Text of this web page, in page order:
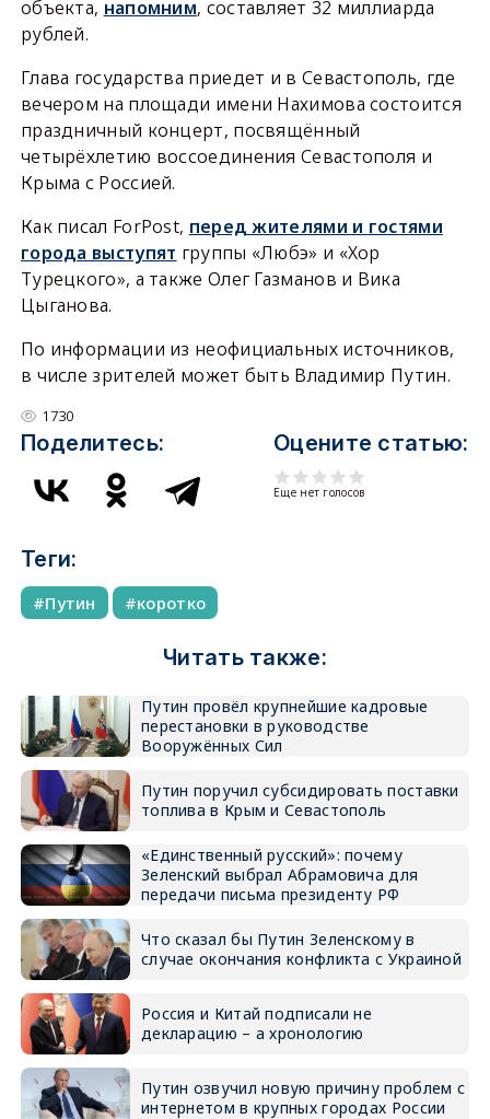
объекта, напомним, составляет 32 миллиарда
рублей.
Глава государства приедет и в Севастополь, где
вечером на площади имени Нахимова состоится
праздничный концерт, посвящённый
четырёхлетию воссоединения Севастополя и
Крыма с Россией.
Как писал ForPost, перед жителями и гостями
города выступят группы «Любэ» и «Хор
Турецкого», а также Олег Газманов и Вика
Цыганова.
По информации из неофициальных источников,
в числе зрителей может быть Владимир Путин.
1730
Поделитесь: Оцените статью:
Еще нет голосов
Теги:
Путин коротко
Читать также:
Путин провёл крупнейшие кадровые
перестановки в руководстве
Вооружённых Сил
Путин поручил субсидировать поставки
топлива в Крым и Севастополь
«Единственный русский»: почему
Зеленский выбрал Абрамовича для
передачи письма президенту РФ
Что сказал бы Путин Зеленскому в
случае окончания конфликта с Украиной
Россия и Китай подписали не
декларацию – а хронологию
Путин озвучил новую причину проблем с
интернетом в крупных городах России